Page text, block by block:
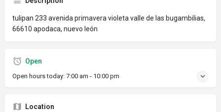
tulipan 233 avenida primavera violeta valle de las bugambilias,
66610 apodaca, nuevo león
Open
Open hours today: 7:00 am - 10:00 pm
Location